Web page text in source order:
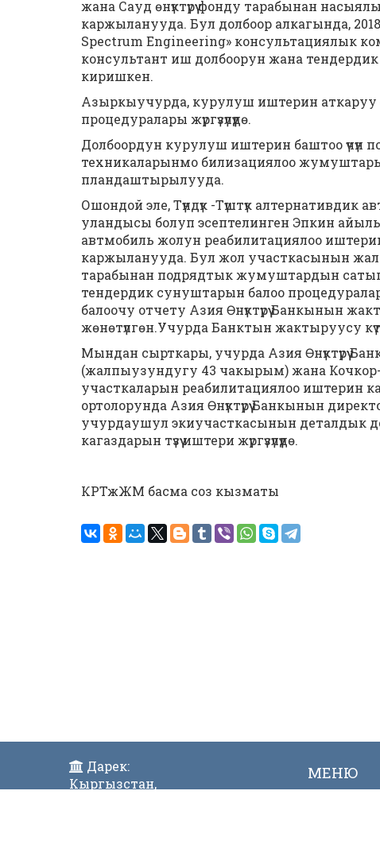
жана Сауд өнүктүрүү фонду тарабынан
каржыланууда. Бул долбоор алкагында,
Spectrum Engineering» консультациялык
консультант иш долбоорун жана
киришкен.
Азыркыучурда, курулуш иштерин аткаруу
процедуралары жүргүзүлүүдө.
Долбоордун курулуш иштерин баштоо
техникаларынмо билизациялоо
пландаштырылууда.
Ошондой эле, Түндүк -Түштүк алтернативдик
уландысы болуп эсептелинген Эпкин
автмобиль жолун реабилитациялоо
каржыланууда. Бул жол участкасынын
тарабынан подрядтык жумуштардын
тендердик сунуштарын балоо
балоочу отчету Азия Өнүктүрүү Банкынын
жөнөтүлгөн.Учурда Банктын жактыруусу
Мындан сырткары, учурда Азия Өнүктүрүү
(жалпыузундугу 43 чакырым) жана
участкаларын реабилитациялоо иштерин
ортолорунда Азия Өнүктүрүү Банкынын
учурдаушул экиучасткасынын деталдык
кагаздарын түзүү иштери жүргүзүлүүдө.
КРТжЖМ басма соз кызматы
Дарек:
Кыргызстан,
МЕНЮ